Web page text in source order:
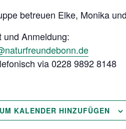
betreuen Elke, Monika
und Anmeldung:
via 0228 9892 8148
KALENDER HINZUFÜGEN